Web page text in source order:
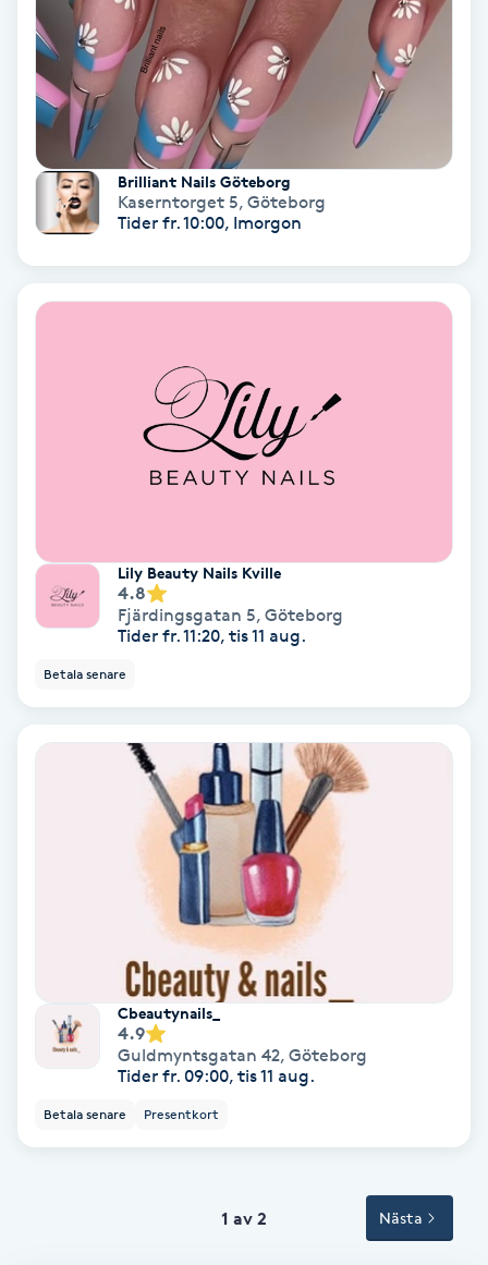
Skäggklippning
Skäggtrimmning
Skönhet
Slingor
Sockring
Spa manikyr & pedikyr
Spraytan
Stylist
Svensk massage
Taktil massage
Tandblekning
Tatuering
Brilliant Nails Göteborg
Kaserntorget 5, Göteborg
Tider fr. 10:00, Imorgon
Lily Beauty Nails Kville
4.8
Fjärdingsgatan 5, Göteborg
Tider fr. 11:20, tis 11 aug.
Betala senare
Cbeautynails_
4.9
Guldmyntsgatan 42, Göteborg
Tider fr. 09:00, tis 11 aug.
Betala senare Presentkort
1 av 2 Nästa